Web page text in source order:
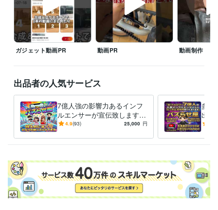
硬式　全国大会　準優勝w
責任者売上全国TOP 某大手広告代理店
某中小企業通信会社 某大手通信会社 某中小企業商社 営業とは？ 組
織論
中学100M区2位( ；∀；) 営業とは？
資格・検定
普通自動車第一種運転免許 取得年 : 2000年
ビジネス・クリエイティブツール
ChatGPT:4年CapCut:4年Vrew:4年Canva:8年Adobe Analytics:1年
Adobe Firefly:1年
その他ツール
営業コンサル:20年
経営コンサルタント:15年
法人営業:20年
得意分野
住まい・美容・生活相談 生活固定費の削減
通信/エネルギー事業
学習指導・資格・キャリア相談 営業コンサル
営業コンサル
ガジェット動画PR 動画PR 動画制作
出品者の人気サービス
7億人強の影響力あるインフ
ルエンサーが宣伝致します
大ヒット商品多数/1000万再
4.9(93) 25,000 円
多種
出演
ン・